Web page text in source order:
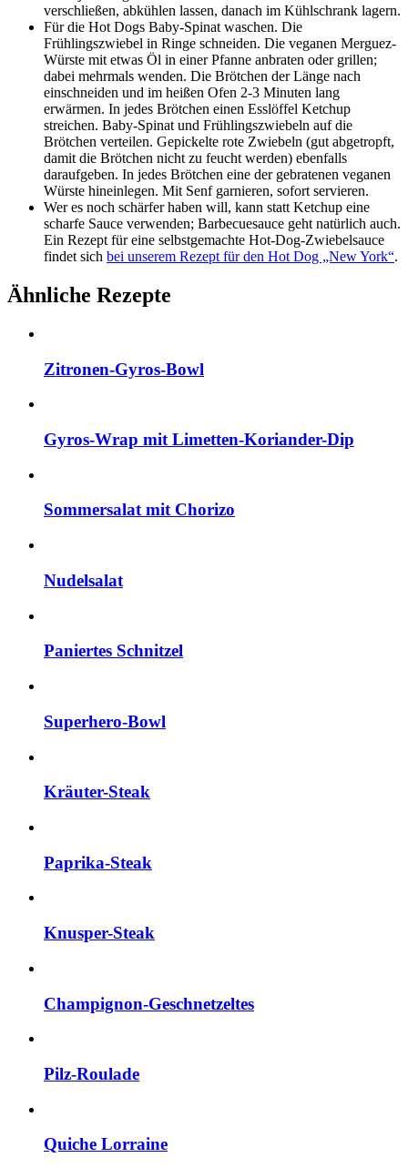
verschließen, abkühlen lassen, danach im Kühlschrank lagern.
Für die Hot Dogs Baby-Spinat waschen. Die
Frühlingszwiebel in Ringe schneiden. Die veganen Merguez-
Würste mit etwas Öl in einer Pfanne anbraten oder grillen;
dabei mehrmals wenden. Die Brötchen der Länge nach
einschneiden und im heißen Ofen 2-3 Minuten lang
erwärmen. In jedes Brötchen einen Esslöffel Ketchup
streichen. Baby-Spinat und Frühlingszwiebeln auf die
Brötchen verteilen. Gepickelte rote Zwiebeln (gut abgetropft,
damit die Brötchen nicht zu feucht werden) ebenfalls
daraufgeben. In jedes Brötchen eine der gebratenen veganen
Würste hineinlegen. Mit Senf garnieren, sofort servieren.
Wer es noch schärfer haben will, kann statt Ketchup eine
scharfe Sauce verwenden; Barbecuesauce geht natürlich auch.
Ein Rezept für eine selbstgemachte Hot-Dog-Zwiebelsauce
findet sich bei unserem Rezept für den Hot Dog „New York“.
Ähnliche Rezepte
Zitronen-Gyros-Bowl
Gyros-Wrap mit Limetten-Koriander-Dip
Sommersalat mit Chorizo
Nudelsalat
Paniertes Schnitzel
Superhero-Bowl
Kräuter-Steak
Paprika-Steak
Knusper-Steak
Champignon-Geschnetzeltes
Pilz-Roulade
Quiche Lorraine